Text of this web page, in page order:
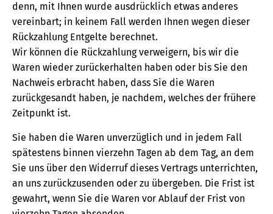
denn, mit Ihnen wurde ausdrücklich etwas anderes
vereinbart; in keinem Fall werden Ihnen wegen dieser
Rückzahlung Entgelte berechnet.
Wir können die Rückzahlung verweigern, bis wir die
Waren wieder zurückerhalten haben oder bis Sie den
Nachweis erbracht haben, dass Sie die Waren
zurückgesandt haben, je nachdem, welches der frühere
Zeitpunkt ist.
Sie haben die Waren unverzüglich und in jedem Fall
spätestens binnen vierzehn Tagen ab dem Tag, an dem
Sie uns über den Widerruf dieses Vertrags unterrichten,
an uns zurückzusenden oder zu übergeben. Die Frist ist
gewahrt, wenn Sie die Waren vor Ablauf der Frist von